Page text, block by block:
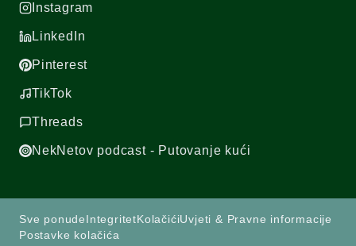
Instagram
LinkedIn
Pinterest
TikTok
Threads
NekNetov podcast - Putovanje kući
Sve ponudeIntegritetKolačićiUvjeti & Pravne informacije
Postavke kolačića